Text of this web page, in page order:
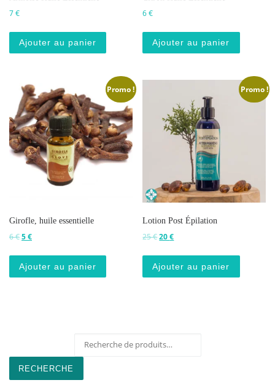
7€
Ajouter au panier
6€
Ajouter au panier
Promo !
Girofle, huile essentielle
6€Le prix initial était : 6 €.
5€Le prix actuel est : 5 €.
Ajouter au panier
Promo !
Lotion Post Épilation
25€Le prix initial était : 25 €.
20€Le prix actuel est : 20 €.
Ajouter au panier
RECHERCHE